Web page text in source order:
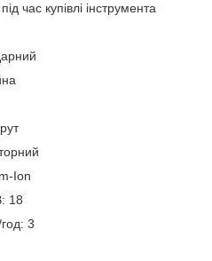
час купівлі інструмента
Ion
18
3